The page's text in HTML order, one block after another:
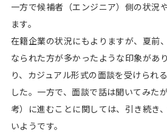
一方で候補者（エンジニア）側の状況
ます。
在籍企業の状況にもよりますが、夏前
なられた方が多かったような印象があ
り、カジュアル形式の面談を受けられ
した。一方で、面談で話は聞いてみた
考）に進むことに関しては、引き続き
いようです。